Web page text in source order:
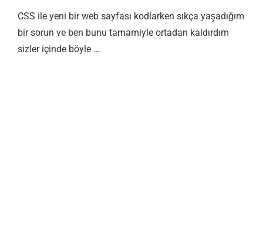
CSS ile yeni bir web sayfası kodlarken sıkça yaşadığım
bir sorun ve ben bunu tamamiyle ortadan kaldırdım
sizler içinde böyle …